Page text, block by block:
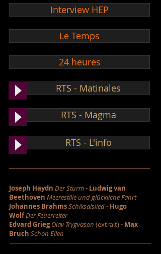
Interview HEP
Le Temps
24 heures
RTS - Matinales
RTS - Magma
RTS - L'info
Joseph Haydn Der Sturm- Ludwig van
Beethoven Meerestille und glückliche Fahrt
Johannes BrahmsSchiksalslied- Hugo
WolfDer Feuerreiter
Edvard GriegOlav Trygvason (extrait)- Max
Bruch Schön Ellen